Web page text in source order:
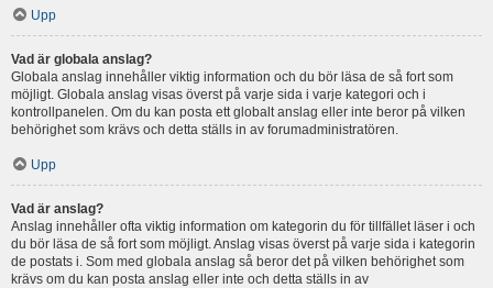
Upp
Vad är globala anslag?
Globala anslag innehåller viktig information och du bör läsa de så fort som
möjligt. Globala anslag visas överst på varje sida i varje kategori och i
kontrollpanelen. Om du kan posta ett globalt anslag eller inte beror på vilken
behörighet som krävs och detta ställs in av forumadministratören.
Upp
Vad är anslag?
Anslag innehåller ofta viktig information om kategorin du för tillfället läser i och
du bör läsa de så fort som möjligt. Anslag visas överst på varje sida i kategorin
de postats i. Som med globala anslag så beror det på vilken behörighet som
krävs om du kan posta anslag eller inte och detta ställs in av